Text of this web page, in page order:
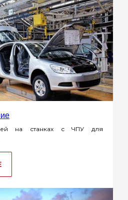
на станках с ЧПУ для